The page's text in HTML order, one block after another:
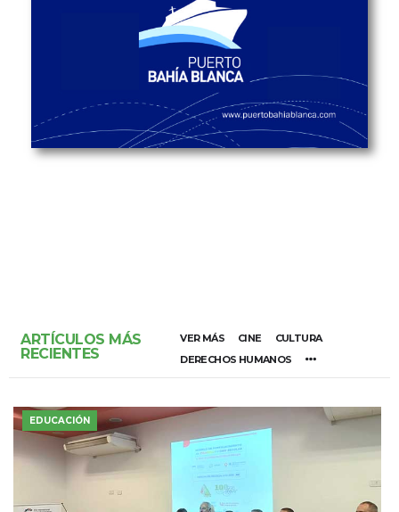
ARTÍCULOS MÁS
RECIENTES
VER MÁS CINE
CULTURA
DERECHOS HUMANOS
EDUCACIÓN